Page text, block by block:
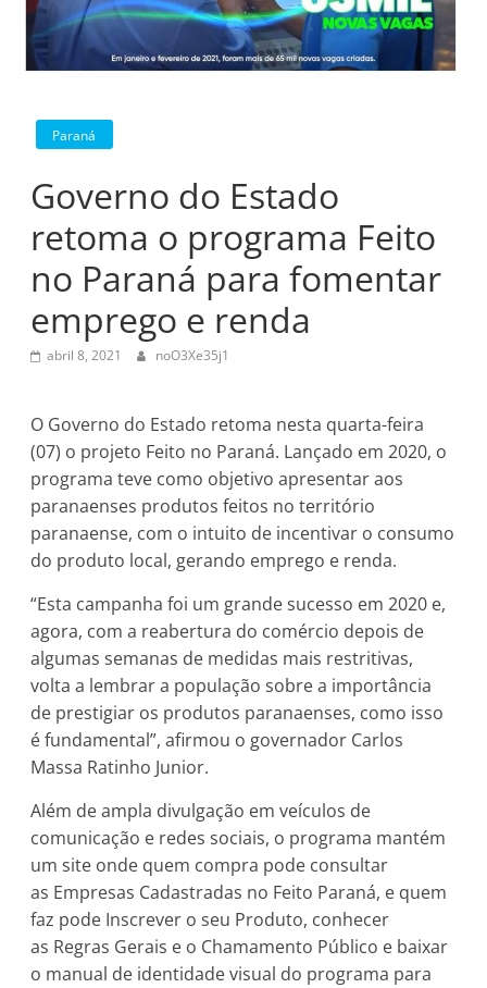
Paraná
Governo do Estado
retoma o programa Feito
no Paraná para fomentar
emprego e renda
abril 8, 2021 noO3Xe35j1
O Governo do Estado retoma nesta quarta-feira
(07) o projeto Feito no Paraná. Lançado em 2020, o
programa teve como objetivo apresentar aos
paranaenses produtos feitos no território
paranaense, com o intuito de incentivar o consumo
do produto local, gerando emprego e renda.
“Esta campanha foi um grande sucesso em 2020 e,
agora, com a reabertura do comércio depois de
algumas semanas de medidas mais restritivas,
volta a lembrar a população sobre a importância
de prestigiar os produtos paranaenses, como isso
é fundamental”, afirmou o governador Carlos
Massa Ratinho Junior.
Além de ampla divulgação em veículos de
comunicação e redes sociais, o programa mantém
um site onde quem compra pode consultar
as Empresas Cadastradas no Feito Paraná, e quem
faz pode Inscrever o seu Produto, conhecer
as Regras Gerais e o Chamamento Público e baixar
o manual de identidade visual do programa para